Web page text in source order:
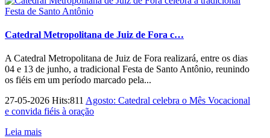
Catedral Metropolitana de Juiz de Fora c…
A Catedral Metropolitana de Juiz de Fora realizará, entre os dias
04 e 13 de junho, a tradicional Festa de Santo Antônio, reunindo
os fiéis em um período marcado pela...
27-05-2026 Hits:811 Agosto: Catedral celebra o Mês Vocacional
e convida fiéis à oração
Leia mais